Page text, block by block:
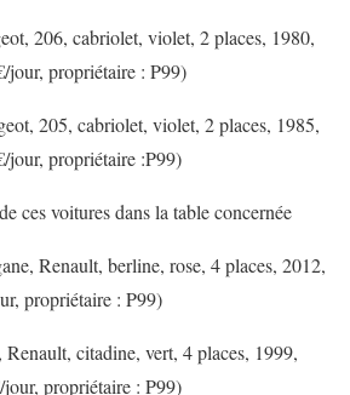
206, cabriolet, violet, 2 places, 1980,
jour, propriétaire : P99)
205, cabriolet, violet, 2 places, 1985,
jour, propriétaire :P99)
ces voitures dans la table concernée
Renault, berline, rose, 4 places, 2012,
propriétaire : P99)
citadine, vert, 4 places, 1999,
propriétaire : P99)